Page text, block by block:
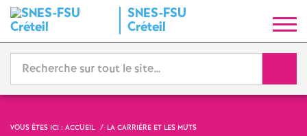
SNES-FSU
Créteil
y
n
VOUS ÊTES ICI : ACCUEIL
LA CARRIÈRE ET LES MUTS